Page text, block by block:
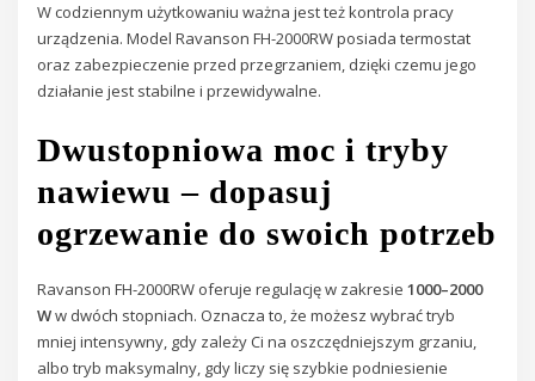
W codziennym użytkowaniu ważna jest też kontrola pracy
urządzenia. Model Ravanson FH-2000RW posiada termostat
oraz zabezpieczenie przed przegrzaniem, dzięki czemu jego
działanie jest stabilne i przewidywalne.
Dwustopniowa moc i tryby
nawiewu – dopasuj
ogrzewanie do swoich potrzeb
Ravanson FH-2000RW oferuje regulację w zakresie1000–2000
Ww dwóch stopniach. Oznacza to, że możesz wybrać tryb
mniej intensywny, gdy zależy Ci na oszczędniejszym grzaniu,
albo tryb maksymalny, gdy liczy się szybkie podniesienie